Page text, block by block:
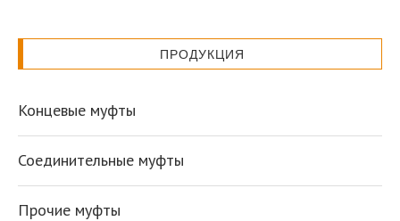
ПРОДУКЦИЯ
Концевые муфты
Соединительные муфты
Прочие муфты